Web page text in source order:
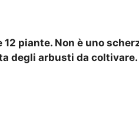
12 piante. Non è uno
degli arbusti da coltivare.